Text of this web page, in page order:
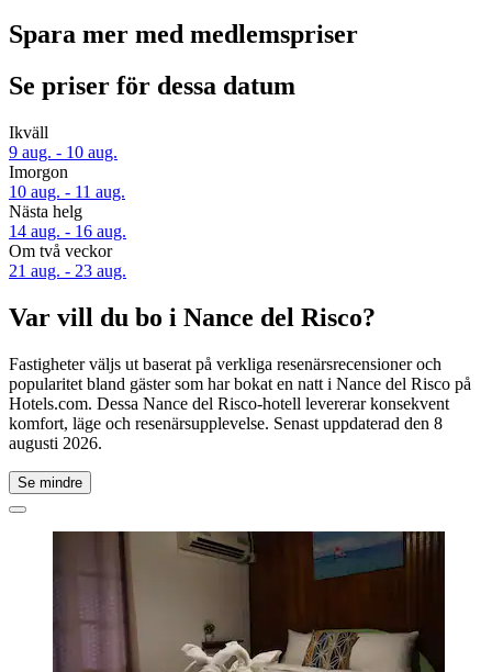
Spara mer med medlemspriser
Se priser för dessa datum
Ikväll
9 aug. - 10 aug.
Imorgon
10 aug. - 11 aug.
Nästa helg
14 aug. - 16 aug.
Om två veckor
21 aug. - 23 aug.
Var vill du bo i Nance del Risco?
Fastigheter väljs ut baserat på verkliga resenärsrecensioner och
popularitet bland gäster som har bokat en natt i Nance del Risco på
Hotels.com. Dessa Nance del Risco-hotell levererar konsekvent
komfort, läge och resenärsupplevelse. Senast uppdaterad den 8
augusti 2026.
Se mindre